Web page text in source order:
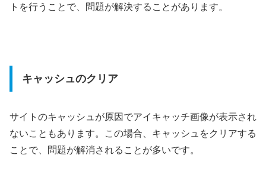
トを行うことで、問題が解決することがあります。
キャッシュのクリア
サイトのキャッシュが原因でアイキャッチ画像が表示され
ないこともあります。この場合、キャッシュをクリアする
ことで、問題が解消されることが多いです。